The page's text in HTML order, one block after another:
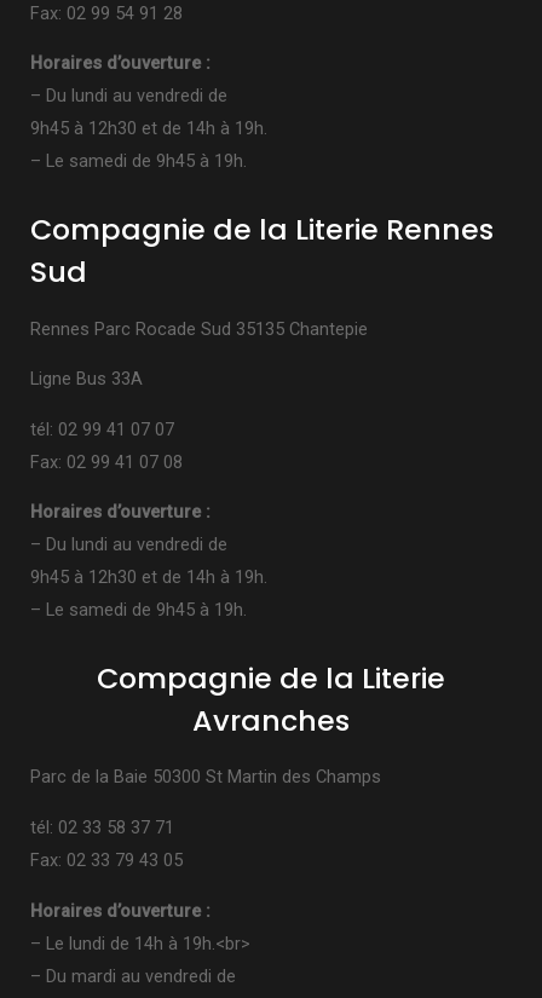
Fax: 02 99 54 91 28
Horaires d’ouverture :
– Du lundi au vendredi de
9h45 à 12h30 et de 14h à 19h.
– Le samedi de 9h45 à 19h.
Compagnie de la Literie Rennes
Sud
Rennes Parc Rocade Sud 35135 Chantepie
Ligne Bus 33A
tél: 02 99 41 07 07
Fax: 02 99 41 07 08
Horaires d’ouverture :
– Du lundi au vendredi de
9h45 à 12h30 et de 14h à 19h.
– Le samedi de 9h45 à 19h.
Compagnie de la Literie
Avranches
Parc de la Baie 50300 St Martin des Champs
tél: 02 33 58 37 71
Fax: 02 33 79 43 05
Horaires d’ouverture :
– Le lundi de 14h à 19h.<br>
– Du mardi au vendredi de